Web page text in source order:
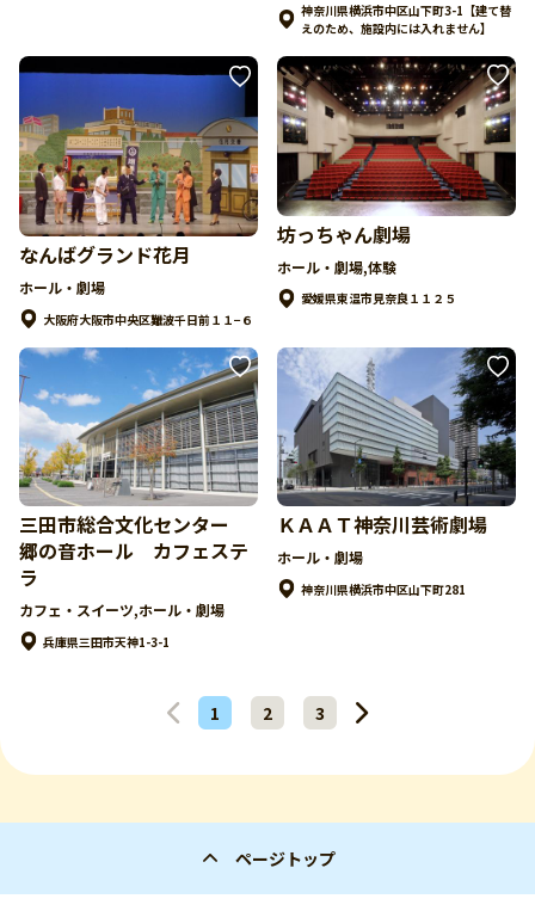
神奈川県横浜市中区山下町3-1【建て替
えのため、施設内には入れません】
なんばグランド花月
ホール・劇場
大阪府大阪市中央区難波千日前１１−６
坊っちゃん劇場
ホール・劇場,体験
愛媛県東温市見奈良１１２５
三田市総合文化センター
郷の音ホール カフェステ
ラ
カフェ・スイーツ,ホール・劇場
兵庫県三田市天神1-3-1
ＫＡＡＴ神奈川芸術劇場
ホール・劇場
神奈川県横浜市中区山下町281
1 2 3
ページトップ